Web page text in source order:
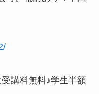
講料無料♪学生半額